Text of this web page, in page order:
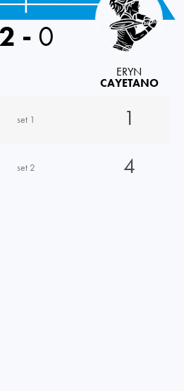
2 - 0
ERYN
CAYETANO
set 1
1
set 2 4